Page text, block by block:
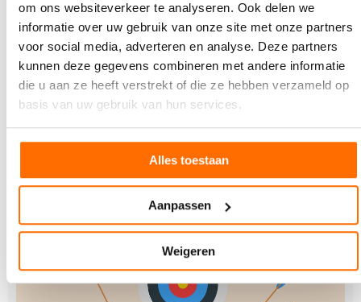
om ons websiteverkeer te analyseren. Ook delen we
informatie over uw gebruik van onze site met onze partners
voor social media, adverteren en analyse. Deze partners
kunnen deze gegevens combineren met andere informatie
die u aan ze heeft verstrekt of die ze hebben verzameld op
basis van uw gebruik van hun services.
Alles toestaan
Aanpassen
Weigeren
7 AUGUSTUS 2026
Holbox viert 50-jarig jubileum
Holbox bestaat dit jaar 50 jaar. Dat werd eind mei
gevierd tijdens een feestelijke open dag in het
nieuwe…